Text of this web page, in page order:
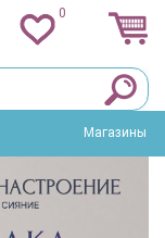
0
Магазины